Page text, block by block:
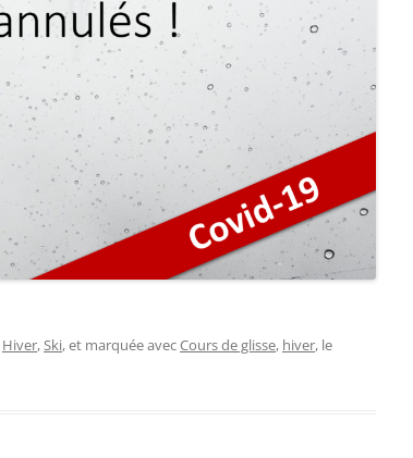
Hiver,Ski, et marquée avecCours de glisse, hiver, le